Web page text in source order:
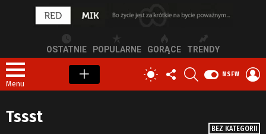
OSTATNIE POPULARNE GORĄCE TRENDY
Menu
PRZEŁĄCZ
SKÓRKĘ
OBSERWUJ
NAS
NSFW
BEZ KATEGORII
Tssst